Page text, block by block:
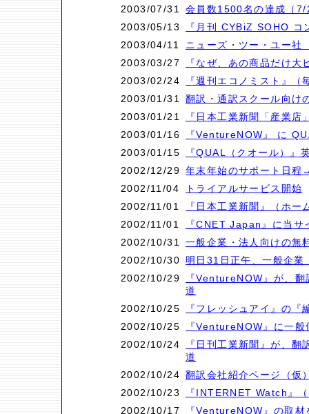
2003/07/31
会員数1500名の達成（
2003/05/13
『月刊 CYBiZ SOHO コ
2003/04/11
ニューズ・ツー・ユー社
2003/03/27
『なぜ、あの商品だけ
2003/02/24
『週刊エコノミスト』
2003/01/31
翻訳・通訳スクール向け
2003/01/21
『日本工業新聞「産業
2003/01/16
『VentureNOW』 に
2003/01/15
『QUAL（クオール）』
2002/12/29 年末年始のサポート日
2002/11/04
トライアルサービス開始
2002/11/01
『日本工業新聞』（ホ
2002/11/01
『CNET Japan』に当サ
2002/10/31
一般企業・法人向けの無
2002/10/30
明日31日正午、一般企業
2002/10/29
『VentureNOW』が、
道
2002/10/25
『フレッシュアイ』の
2002/10/25
『VentureNOW』に一
2002/10/24
『日刊工業新聞』が、
道
2002/10/24 翻訳会社紹介ページ（仮
2002/10/23
『INTERNET Watch』
2002/10/17
『VentureNOW』の取